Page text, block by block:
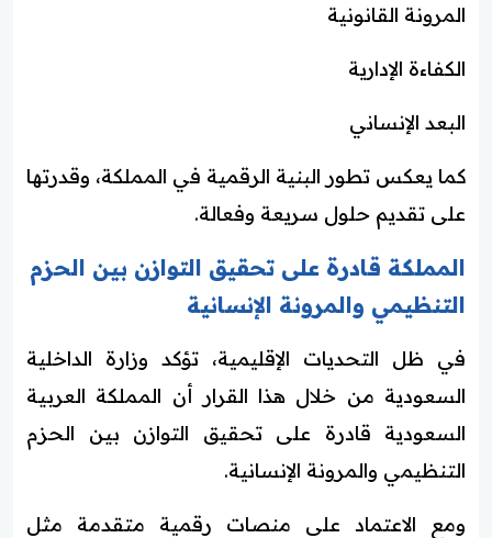
المرونة القانونية
الكفاءة الإدارية
البعد الإنساني
كما يعكس تطور البنية الرقمية في المملكة، وقدرتها
على تقديم حلول سريعة وفعالة.
المملكة قادرة على تحقيق التوازن بين الحزم
التنظيمي والمرونة الإنسانية
في ظل التحديات الإقليمية، تؤكد وزارة الداخلية
السعودية من خلال هذا القرار أن المملكة العربية
السعودية قادرة على تحقيق التوازن بين الحزم
التنظيمي والمرونة الإنسانية.
ومع الاعتماد على منصات رقمية متقدمة مثل